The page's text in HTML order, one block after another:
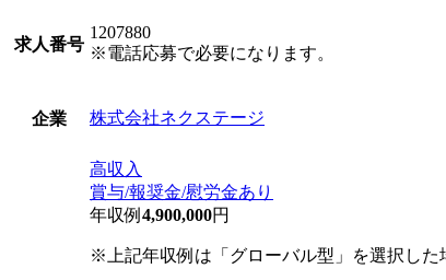
求人番号
1207880
※電話応募で必要になります。
企業 株式会社ネクステージ
高収入
賞与/報奨金/慰労金あり
年収例 4,900,000円
※上記年収例は「グローバル型」を選択した